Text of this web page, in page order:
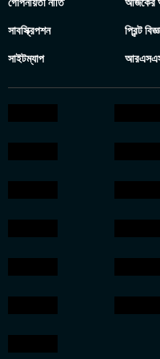
গোপনীয়তা নীতি আজকের
সাবস্ক্রিপশন প্রিন্ট
সাইটম্যাপ